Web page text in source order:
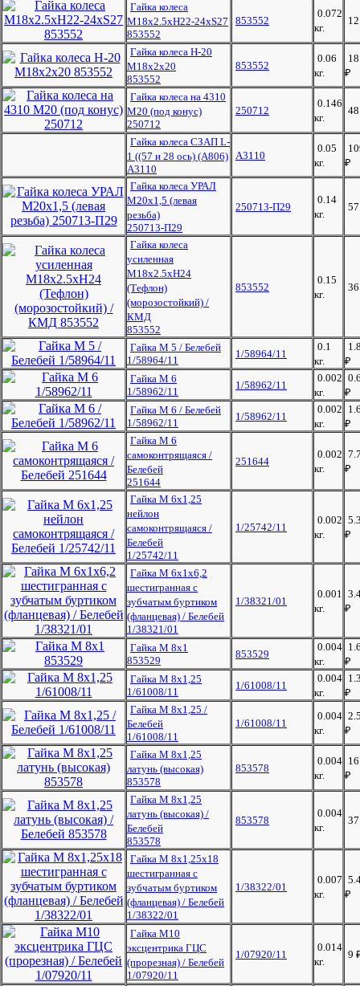
Гайка колеса
М18х2.5хН22-24хS27
853552
853552
0.072
кг.
Гайка колеса Н-20
М18х2х20
853552
853552
0.06
кг.
₽
Гайка колеса на 4310
М20 (под конус)
250712
250712
0.146
кг.
Гайка колеса СЗАП L-
1 ((57 и 28 ось) (А806)
А3110
А3110
0.05
кг.
₽
Гайка колеса УРАЛ
М20х1,5 (левая
резьба)
250713-П29
250713-П29
0.14
кг.
Гайка колеса
усиленная
М18х2.5хH24
(Тефлон)
(морозостойкий) /
КМД
853552
853552
0.15
кг.
Гайка М 5 / Белебей
1/58964/11
1/58964/11
0.1
кг.
₽
Гайка М 6
1/58962/11
1/58962/11
0.002
кг.
₽
Гайка М 6 / Белебей
1/58962/11
1/58962/11
0.002
кг.
₽
Гайка М 6
самоконтрящаяся /
Белебей
251644
251644
0.002
кг.
₽
Гайка М 6х1,25
нейлон
самоконтрящаяся /
Белебей
1/25742/11
1/25742/11
0.002
кг.
₽
Гайка М 6х1х6,2
шестигранная с
зубчатым буртиком
(фланцевая) / Белебей
1/38321/01
1/38321/01
0.001
кг.
₽
Гайка М 8х1
853529
853529
0.004
кг.
₽
Гайка М 8х1,25
1/61008/11
1/61008/11
0.004
кг.
₽
Гайка М 8х1,25 /
Белебей
1/61008/11
1/61008/11
0.004
кг.
₽
Гайка М 8х1,25
латунь (высокая)
853578
853578
0.004
кг.
₽
Гайка М 8х1,25
латунь (высокая) /
Белебей
853578
853578
0.004
кг.
Гайка М 8х1,25х18
шестигранная с
зубчатым буртиком
(фланцевая) / Белебей
1/38322/01
1/38322/01
0.007
кг.
₽
Гайка М10
эксцентрика ГЦС
(прорезная) / Белебей
1/07920/11
1/07920/11
0.014
кг.
9